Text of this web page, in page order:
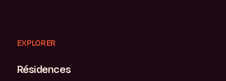
EXPLORER
Résidences